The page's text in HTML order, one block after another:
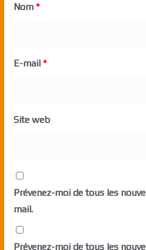
Nom *
E-mail *
Site web
Prévenez-moi de tous les
mail.
Prévenez-moi de tous les